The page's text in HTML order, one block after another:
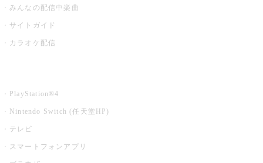
みんなの配信中楽曲
サイトガイド
カラオケ配信
PlayStation®4
Nintendo Switch (任天堂HP)
テレビ
スマートフォンアプリ